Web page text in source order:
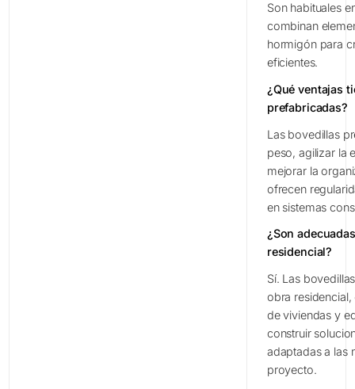
Son habituales
combinan
hormigón para
eficientes.
¿Qué ventajas
prefabricadas?
Las bovedillas
peso, agilizar la
mejorar la
ofrecen
en sistemas
¿Son
residencial?
Sí. Las
obra
de viviendas y
construir
adaptadas a las
proyecto.